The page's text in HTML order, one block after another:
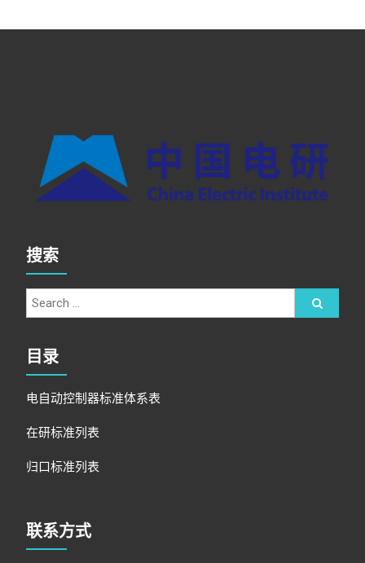
搜索
目录
电自动控制器标准体系表
在研标准列表
归口标准列表
联系方式